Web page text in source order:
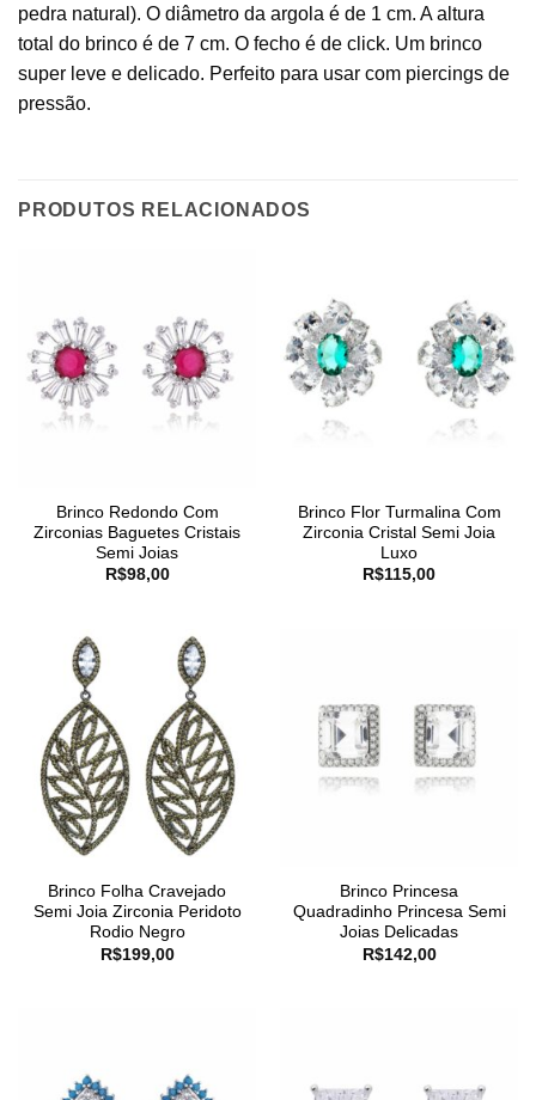
pedra natural). O diâmetro da argola é de 1 cm. A altura
total do brinco é de 7 cm. O fecho é de click. Um brinco
super leve e delicado. Perfeito para usar com piercings de
pressão.
PRODUTOS RELACIONADOS
Brinco Redondo Com
Zirconias Baguetes Cristais
Semi Joias
R$98,00
Brinco Flor Turmalina Com
Zirconia Cristal Semi Joia
Luxo
R$115,00
Brinco Folha Cravejado
Semi Joia Zirconia Peridoto
Rodio Negro
R$199,00
Brinco Princesa
Quadradinho Princesa Semi
Joias Delicadas
R$142,00